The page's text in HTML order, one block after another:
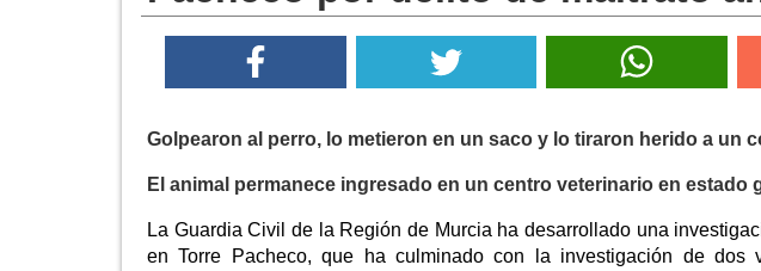
Golpearon al perro, lo metieron en un saco y lo tiraron herido a un
El animal permanece ingresado en un centro veterinario en estado
La Guardia Civil de la Región de Murcia ha desarrollado una
en Torre Pacheco, que ha culminado con la investigación de dos